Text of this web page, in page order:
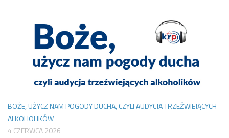
BOŻE, UŻYCZ NAM POGODY DUCHA, CZYLI AUDYCJA TRZEŹWIEJĄCYCH
ALKOHOLIKÓW
4 CZERWCA 2026